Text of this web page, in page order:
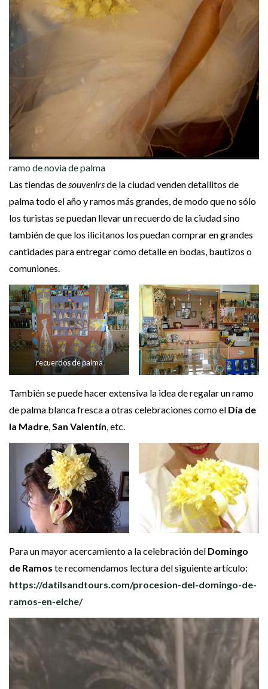
ramo de novia de palma
Las tiendas desouvenirsde la ciudad venden detallitos de
palma todo el año y ramos más grandes, de modo que no sólo
los turistas se puedan llevar un recuerdo de la ciudad sino
también de que los ilicitanos los puedan comprar en grandes
cantidades para entregar como detalle en bodas, bautizos o
comuniones.
recuerdos de palma
También se puede hacer extensiva la idea de regalar un ramo
de palma blanca fresca a otras celebraciones como el Día de
la Madre,San Valentín, etc.
Para un mayor acercamiento a la celebración del Domingo
de Ramos te recomendamos lectura del siguiente artículo:
https://datilsandtours.com/procesion-del-domingo-de-
ramos-en-elche/